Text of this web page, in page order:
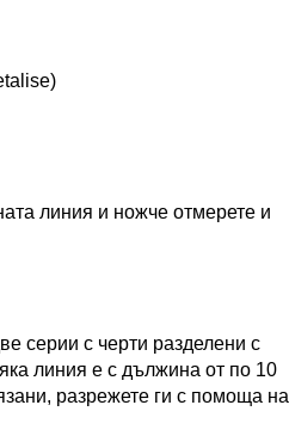
линия и ножче отмерете и
серии с черти разделени с
линия е с дължина от по 10
разрежете ги с помоща на